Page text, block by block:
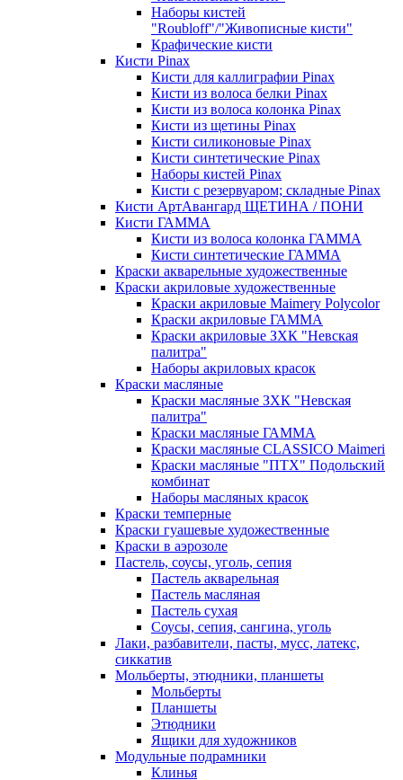
Наборы кистей
"Roubloff"/"Живописные кисти"
Крафические кисти
Кисти Pinax
Кисти для каллиграфии Pinax
Кисти из волоса белки Pinax
Кисти из волоса колонка Pinax
Кисти из щетины Pinax
Кисти силиконовые Pinax
Кисти синтетические Pinax
Наборы кистей Pinax
Кисти с резервуаром; складные Pinax
Кисти АртАвангард ЩЕТИНА / ПОНИ
Кисти ГАММА
Кисти из волоса колонка ГАММА
Кисти синтетические ГАММА
Краски акварельные художественные
Краски акриловые художественные
Краски акриловые Maimery Polycolor
Краски акриловые ГАММА
Краски акриловые ЗХК "Невская
палитра"
Наборы акриловых красок
Краски масляные
Краски масляные ЗХК "Невская
палитра"
Краски масляные ГАММА
Краски масляные CLASSICO Maimeri
Краски масляные "ПТХ" Подольский
комбинат
Наборы масляных красок
Краски темперные
Краски гуашевые художественные
Краски в аэрозоле
Пастель, соусы, уголь, сепия
Пастель акварельная
Пастель масляная
Пастель сухая
Соусы, сепия, сангина, уголь
Лаки, разбавители, пасты, мусс, латекс,
сиккатив
Мольберты, этюдники, планшеты
Мольберты
Планшеты
Этюдники
Ящики для художников
Модульные подрамники
Клинья